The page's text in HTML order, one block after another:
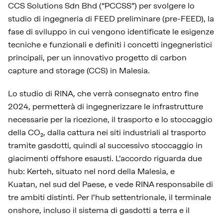
CCS Solutions Sdn Bhd (“PCCSS”) per svolgere lo
studio di ingegneria di FEED preliminare (pre-FEED), la
fase di sviluppo in cui vengono identificate le esigenze
tecniche e funzionali e definiti i concetti ingegneristici
principali, per un innovativo progetto di carbon
capture and storage (CCS) in Malesia.
Lo studio di RINA, che verrà consegnato entro fine
2024, permetterà di ingegnerizzare le infrastrutture
necessarie per la ricezione, il trasporto e lo stoccaggio
della CO₂, dalla cattura nei siti industriali al trasporto
tramite gasdotti, quindi al successivo stoccaggio in
giacimenti offshore esausti. L’accordo riguarda due
hub: Kerteh, situato nel nord della Malesia, e
Kuatan, nel sud del Paese, e vede RINA responsabile di
tre ambiti distinti. Per l’hub settentrionale, il terminale
onshore, incluso il sistema di gasdotti a terra e il